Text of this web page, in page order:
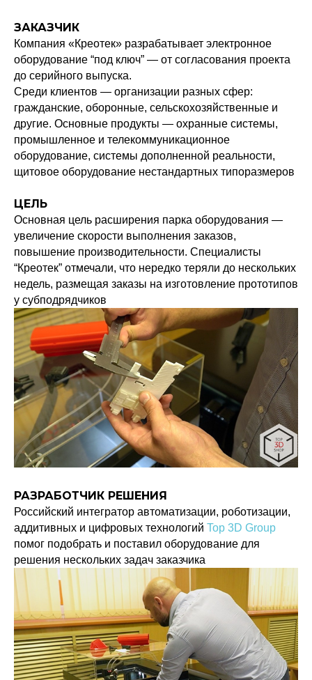
ЗАКАЗЧИК
Компания «Креотек» разрабатывает электронное
оборудование “под ключ” — от согласования проекта
до серийного выпуска.
Среди клиентов — организации разных сфер:
гражданские, оборонные, сельскохозяйственные и
другие. Основные продукты — охранные системы,
промышленное и телекоммуникационное
оборудование, системы дополненной реальности,
щитовое оборудование нестандартных типоразмеров
ЦЕЛЬ
Основная цель расширения парка оборудования —
увеличение скорости выполнения заказов,
повышение производительности. Специалисты
“Креотек” отмечали, что нередко теряли до нескольких
недель, размещая заказы на изготовление прототипов
у субподрядчиков
РАЗРАБОТЧИК РЕШЕНИЯ
Российский интегратор автоматизации, роботизации,
аддитивных и цифровых технологий Top 3D Group
помог подобрать и поставил оборудование для
решения нескольких задач заказчика